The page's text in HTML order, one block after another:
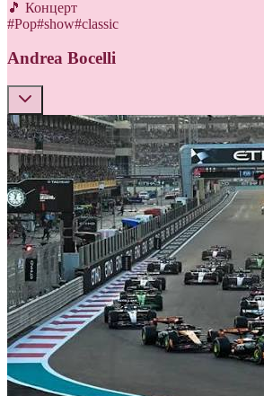
🎵 Концерт
#Pop#show#classic
Andrea Bocelli